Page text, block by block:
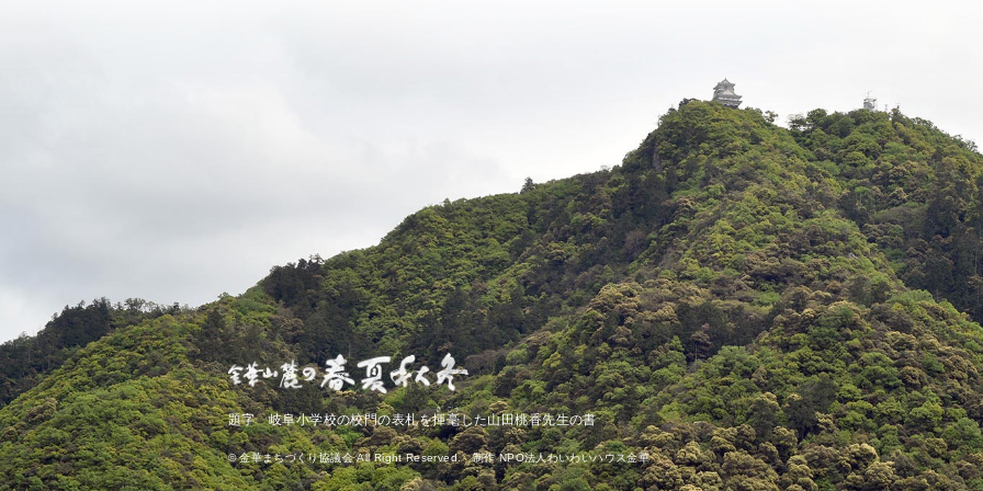
題字 岐阜小学校の校門の表札を揮
き
毫
ごう
した山田桃香先生の書
© 金華まちづくり協議会 All Right Reserved. 制作 NPO法人わいわいハウス金華